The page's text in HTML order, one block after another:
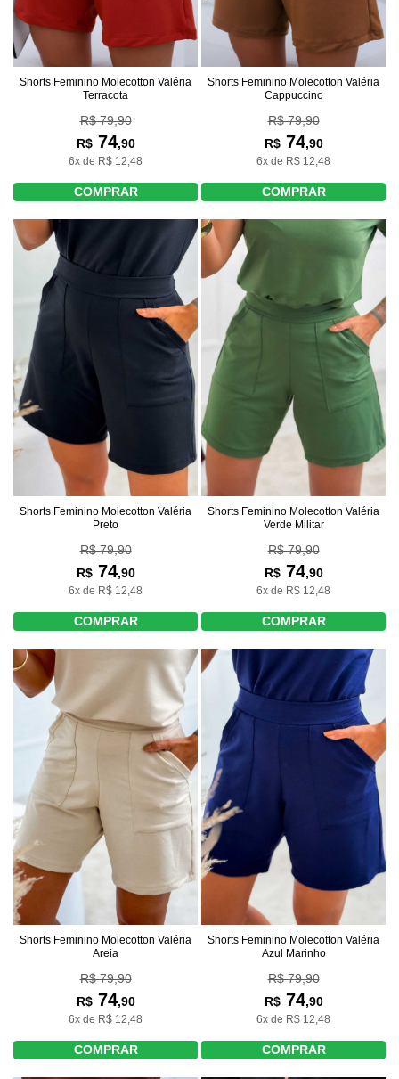
Shorts Feminino Molecotton Valéria
Terracota
R$ 79,90
R$74,90
6x de R$ 12,48
COMPRAR
Shorts Feminino Molecotton Valéria
Cappuccino
R$ 79,90
R$74,90
6x de R$ 12,48
COMPRAR
Shorts Feminino Molecotton Valéria
Preto
R$ 79,90
R$74,90
6x de R$ 12,48
COMPRAR
Shorts Feminino Molecotton Valéria
Verde Militar
R$ 79,90
R$74,90
6x de R$ 12,48
COMPRAR
Shorts Feminino Molecotton Valéria
Areia
R$ 79,90
R$74,90
6x de R$ 12,48
COMPRAR
Shorts Feminino Molecotton Valéria
Azul Marinho
R$ 79,90
R$74,90
6x de R$ 12,48
COMPRAR